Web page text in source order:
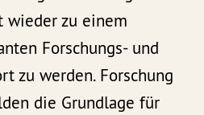
wieder zu einem
Forschungs- und
zu werden. Forschung
die Grundlage für